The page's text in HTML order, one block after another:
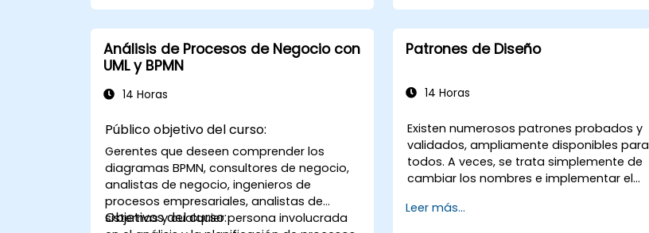
PSM II. Los participantes adquieren
conocimiento práctico sobre la
integralidad del enfoque, la naturaleza
empírica, los valores de Scrum y el rol del
Scrum Master como líder. Además, el curso
prepara específicamente para el examen
del Scrum Guide.
Análisis de Procesos de Negocio con
UML y BPMN
14 Horas
Público objetivo del curso:
Gerentes que deseen comprender los
diagramas BPMN, consultores de negocio,
analistas de negocio, ingenieros de
procesos empresariales, analistas de
sistemas y cualquier persona involucrada
Objetivos del curso:
Patrones de Diseño
14 Horas
Existen numerosos patrones probados y
validados, ampliamente disponibles para
todos. A veces, se trata simplemente de
cambiar los nombres e implementar el
puede ahorrar cientos de horas que, de
Leer más...